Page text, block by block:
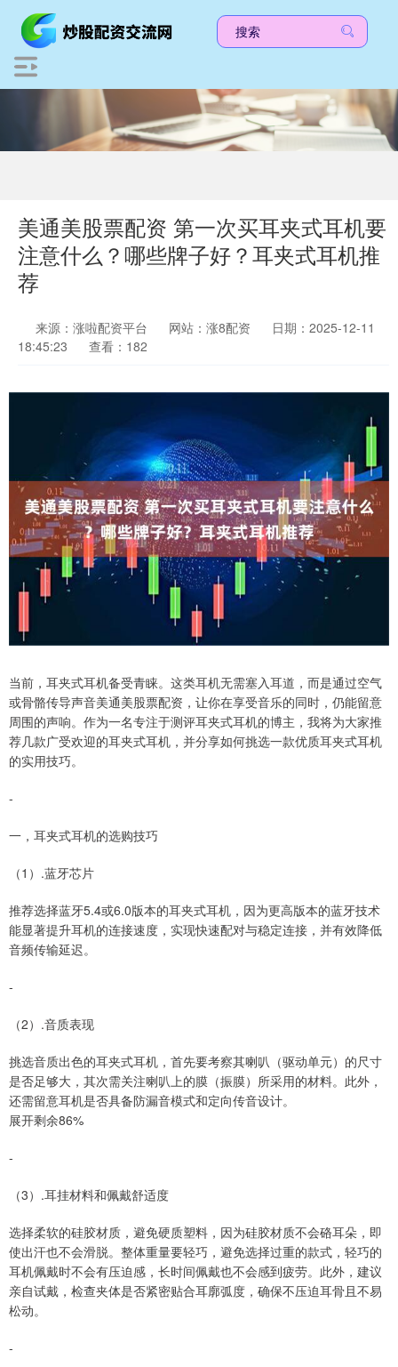
美通美股票配资 第一次买耳夹式耳机要
注意什么？哪些牌子好？耳夹式耳机推
荐
来源：涨啦配资平台 网站：涨8配资
日期：2025-12-11
18:45:23
查看：182
当前，耳夹式耳机备受青睐。这类耳机无需塞入耳道，而是通过空气
或骨骼传导声音美通美股票配资，让你在享受音乐的同时，仍能留意
周围的声响。作为一名专注于测评耳夹式耳机的博主，我将为大家推
荐几款广受欢迎的耳夹式耳机，并分享如何挑选一款优质耳夹式耳机
的实用技巧。
-
一，耳夹式耳机的选购技巧
（1）.蓝牙芯片
推荐选择蓝牙5.4或6.0版本的耳夹式耳机，因为更高版本的蓝牙技术
能显著提升耳机的连接速度，实现快速配对与稳定连接，并有效降低
音频传输延迟。
-
（2）.音质表现
挑选音质出色的耳夹式耳机，首先要考察其喇叭（驱动单元）的尺寸
是否足够大，其次需关注喇叭上的膜（振膜）所采用的材料。此外，
还需留意耳机是否具备防漏音模式和定向传音设计。
展开剩余86%
-
（3）.耳挂材料和佩戴舒适度
选择柔软的硅胶材质，避免硬质塑料，因为硅胶材质不会硌耳朵，即
使出汗也不会滑脱。整体重量要轻巧，避免选择过重的款式，轻巧的
耳机佩戴时不会有压迫感，长时间佩戴也不会感到疲劳。此外，建议
亲自试戴，检查夹体是否紧密贴合耳廓弧度，确保不压迫耳骨且不易
松动。
-